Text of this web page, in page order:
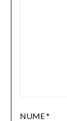
NUME*